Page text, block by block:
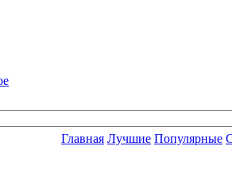
Главная Лучшие Популярные